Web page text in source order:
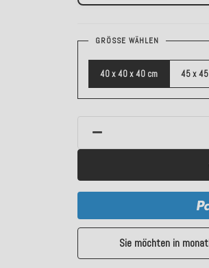
GRÖSSE WÄHLEN
40 x 40 x 40 cm 45 x
Sie möchten in